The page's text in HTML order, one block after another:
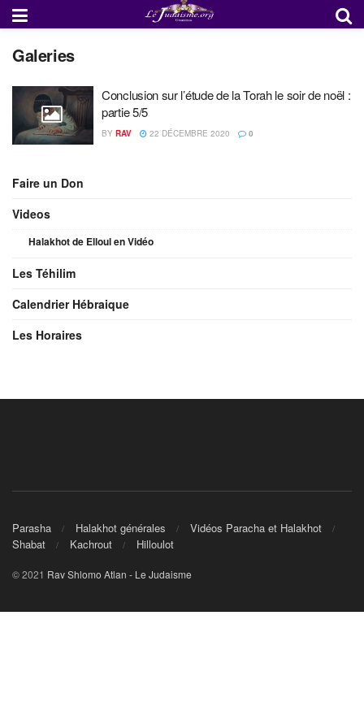
Galeries
Conclusion sur l’étude de la Torah le soir de noël :
partie 5/5
BY RAV 22 DÉCEMBRE 2020 0
Faire un Don
Videos
Halakhot de Elloul en Vidéo
Les Téhilim
Calendrier Hébraique
Les Horaires
Parasha Halakhot générales
Vidéos Paracha et Halakhot
Shabat
Kachrout Hilloulot
© 2021 Rav Shlomo Atlan - Le Judaisme